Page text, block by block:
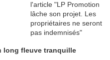
long fleuve tranquille